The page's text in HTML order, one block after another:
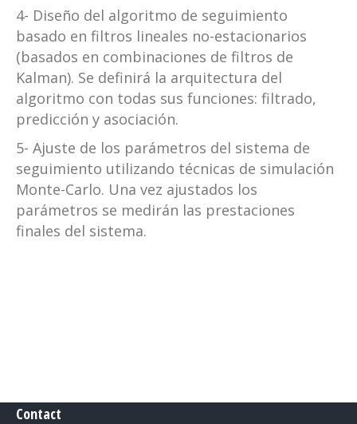
4- Diseño del algoritmo de seguimiento
basado en filtros lineales no-estacionarios
(basados en combinaciones de filtros de
Kalman). Se definirá la arquitectura del
algoritmo con todas sus funciones: filtrado,
predicción y asociación.
5- Ajuste de los parámetros del sistema de
seguimiento utilizando técnicas de simulación
Monte-Carlo. Una vez ajustados los
parámetros se medirán las prestaciones
finales del sistema.
Contact